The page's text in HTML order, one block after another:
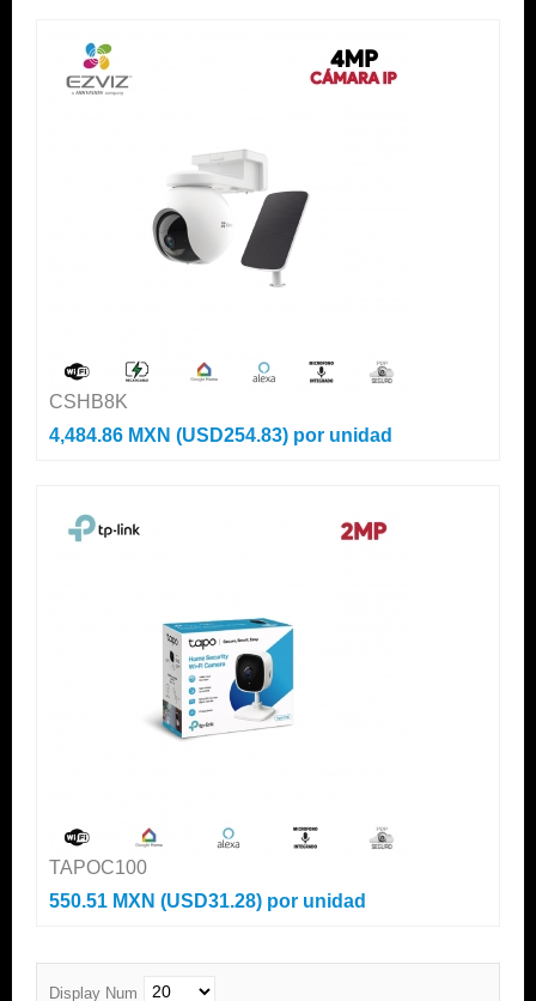
CSHB8K
4,484.86 MXN (USD254.83) por unidad
TAPOC100
550.51 MXN (USD31.28) por unidad
Display Num